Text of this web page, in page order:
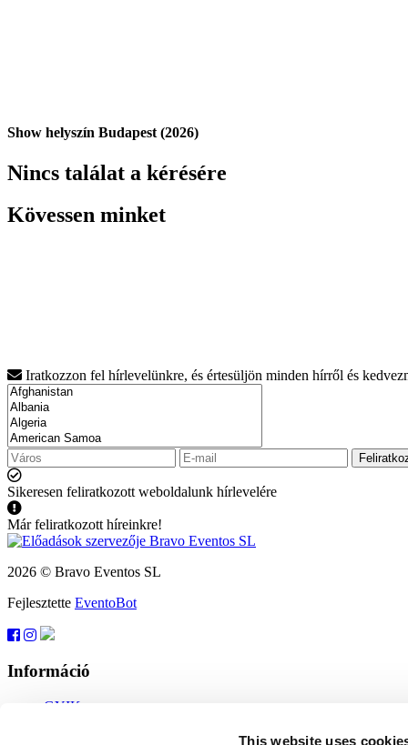
This website uses
Show helyszín Budapest (2026)
Nincs találat a kérésére
Kövessen minket
Iratkozzon fel hírlevelünkre, és értesüljön minden hírről és
Sikeresen feliratkozott weboldalunk hírlevelére
Már feliratkozott híreinkre!
2026 © Bravo Eventos SL
Fejlesztette EventoBot
Információ
GYIK